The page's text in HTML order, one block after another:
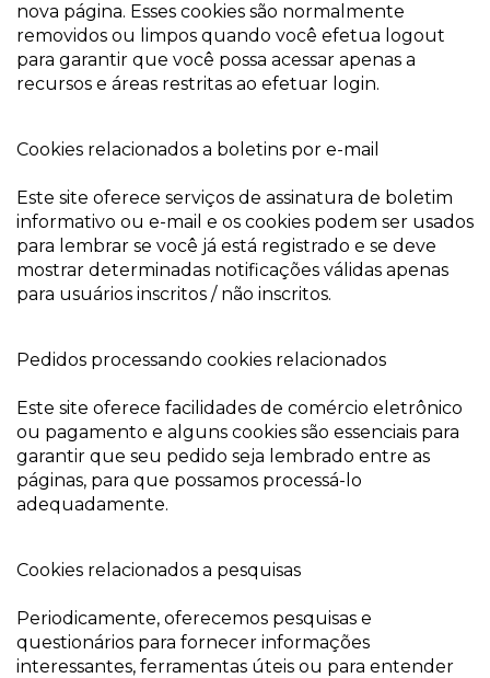
nova página. Esses cookies são normalmente
removidos ou limpos quando você efetua logout
para garantir que você possa acessar apenas a
recursos e áreas restritas ao efetuar login.
Cookies relacionados a boletins por e-mail
Este site oferece serviços de assinatura de boletim
informativo ou e-mail e os cookies podem ser usados
​​para lembrar se você já está registrado e se deve
mostrar determinadas notificações válidas apenas
para usuários inscritos / não inscritos.
Pedidos processando cookies relacionados
Este site oferece facilidades de comércio eletrônico
ou pagamento e alguns cookies são essenciais para
garantir que seu pedido seja lembrado entre as
páginas, para que possamos processá-lo
adequadamente.
Cookies relacionados a pesquisas
Periodicamente, oferecemos pesquisas e
questionários para fornecer informações
interessantes, ferramentas úteis ou para entender